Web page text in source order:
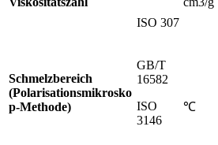
ISO 307
Schmelzbereich
(Polarisationsmikrosko
p-Methode)
GB/T
16582
ISO
3146
℃